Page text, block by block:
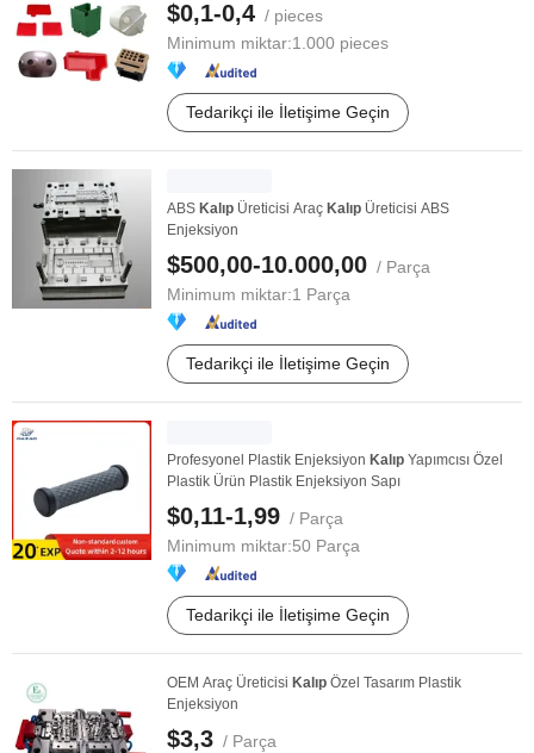
$0,1-0,4 / pieces
Minimum miktar:1.000 pieces
Tedarikçi ile İletişime Geçin
ABS Kalıp Üreticisi Araç Kalıp Üreticisi ABS
Enjeksiyon
$500,00-10.000,00 / Parça
Minimum miktar:1 Parça
Tedarikçi ile İletişime Geçin
Profesyonel Plastik Enjeksiyon Kalıp Yapımcısı Özel
Plastik Ürün Plastik Enjeksiyon Sapı
$0,11-1,99 / Parça
Minimum miktar:50 Parça
Tedarikçi ile İletişime Geçin
OEM Araç Üreticisi Kalıp Özel Tasarım Plastik
Enjeksiyon
$3,3 / Parça